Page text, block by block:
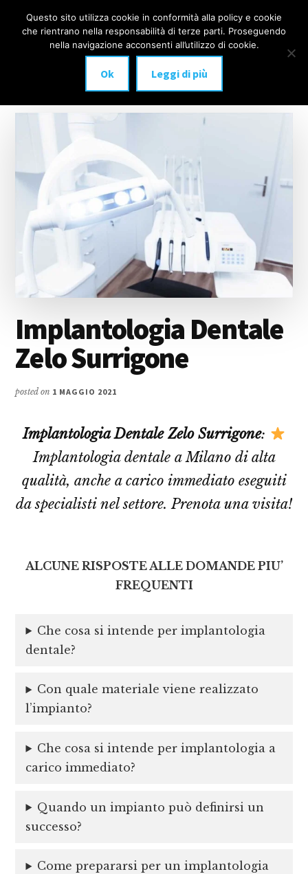
Additional
menu
IMPLANTOLOGIA
DENTALE
anche
immediato!
Menu
Implantologia Dentale
Zelo Surrigone
posted on 1 MAGGIO 2021
Implantologia Dentale Zelo Surrigone:
Implantologia dentale a Milano di alta
qualità, anche a carico immediato eseguiti
da specialisti nel settore. Prenota una visita!
ALCUNE RISPOSTE ALLE DOMANDE PIU’
FREQUENTI
Che cosa si intende per implantologia
dentale?
Con quale materiale viene realizzato
l’impianto?
Che cosa si intende per implantologia a
carico immediato?
Quando un impianto può definirsi un
successo?
Come prepararsi per un implantologia
Questo sito utilizza cookie in conformità alla policy e cookie
che rientrano nella responsabilità di terze parti. Proseguendo
nella navigazione acconsenti all’utilizzo di cookie.
Ok Leggi di più